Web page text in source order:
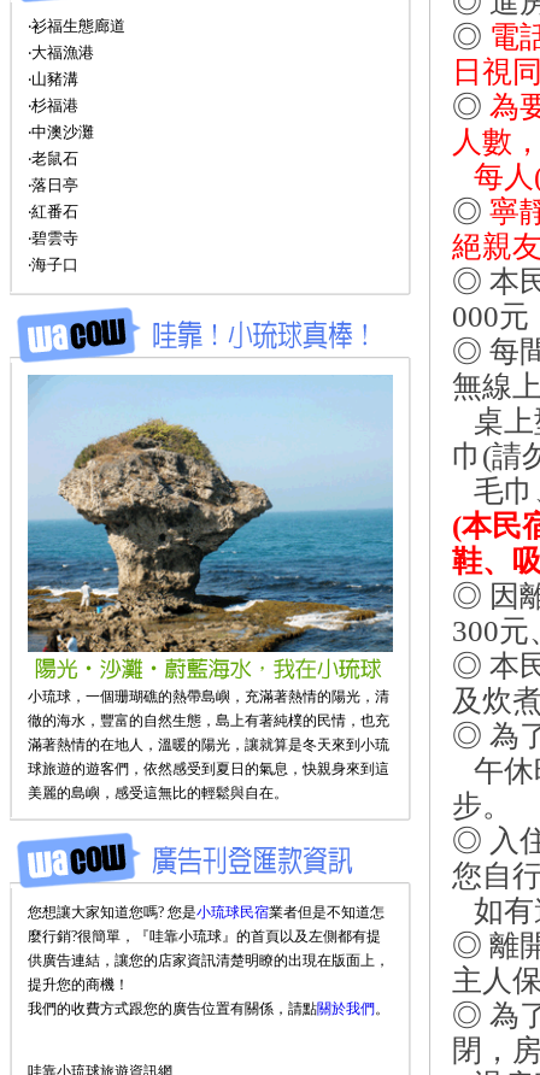
‧衫福生態廊道
‧大福漁港
‧山豬溝
‧杉福港
‧中澳沙灘
‧老鼠石
‧落日亭
‧紅番石
‧碧雲寺
‧海子口
小琉球，一個珊瑚礁的熱帶島嶼，充滿著熱情的陽光，清
徹的海水，豐富的自然生態，島上有著純樸的民情，也充
滿著熱情的在地人，溫暖的陽光，讓就算是冬天來到小琉
球旅遊的遊客們，依然感受到夏日的氣息，快親身來到這
美麗的島嶼，感受這無比的輕鬆與自在。
您想讓大家知道您嗎? 您是小琉球民宿業者但是不知道怎
麼行銷?很簡單，『哇靠小琉球』的首頁以及左側都有提
供廣告連結，讓您的店家資訊清楚明瞭的出現在版面上，
提升您的商機！
我們的收費方式跟您的廣告位置有關係，請點關於我們。
哇靠小琉球旅遊資訊網
◎ 電
日視
◎ 為
人數
每人
◎ 寧
絕親
◎ 本
000元
◎ 每
無線
桌上
巾(請
毛巾
(本民
鞋、
◎ 因
300元
◎ 本
及炊
◎ 為
午休
步。
◎ 入
您自
如有
◎ 離
主人
◎ 為
閉，